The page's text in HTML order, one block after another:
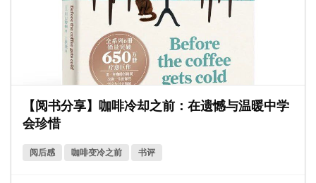
【阅书分享】咖啡冷却之前：在遗憾与温暖中学
会珍惜
阅后感 咖啡变冷之前 书评